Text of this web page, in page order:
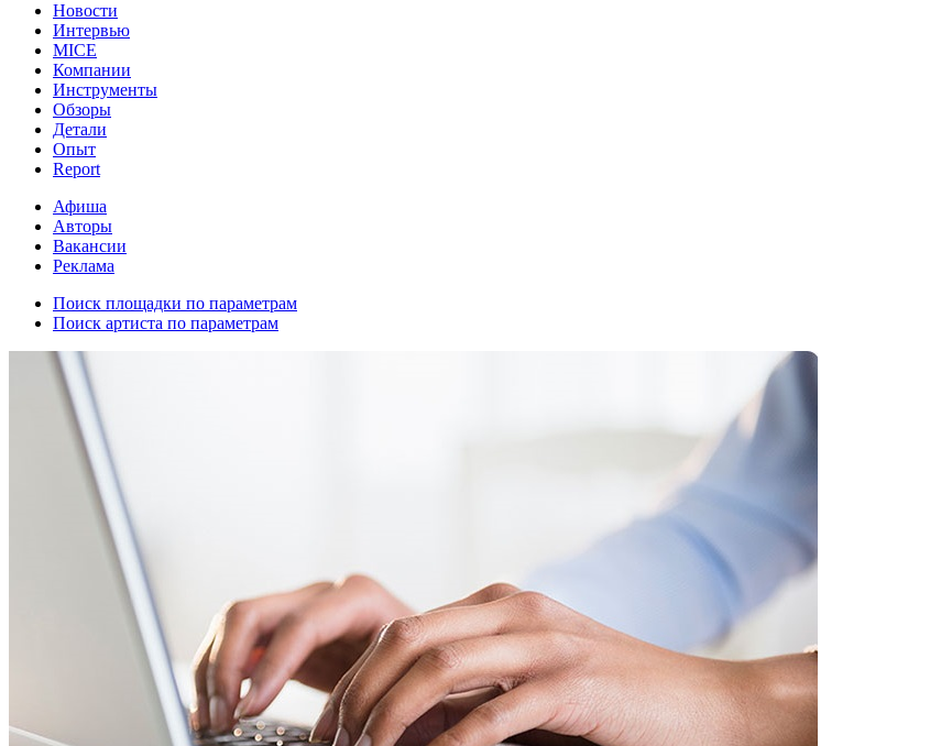
Новости
Интервью
MICE
Компании
Инструменты
Обзоры
Детали
Опыт
Report
Афиша
Авторы
Вакансии
Реклама
Поиск площадки по параметрам
Поиск артиста по параметрам